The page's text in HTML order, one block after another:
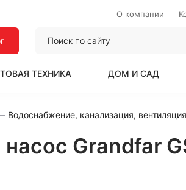
О компании
ТЕХНИКА ДОМ И САД
Водоснабжение, канализация, вентиляция
Grandfar